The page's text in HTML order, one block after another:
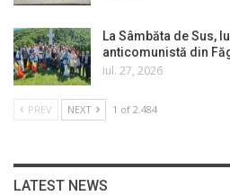
La Sâmbăta de Sus,
anticomunistă din
iul. 27, 2026
PREV NEXT 1 of 2.484
LATEST NEWS